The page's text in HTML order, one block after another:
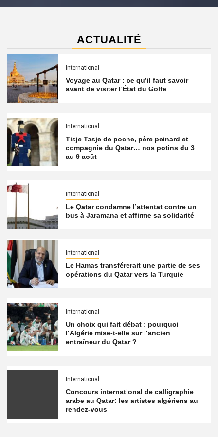
ACTUALITÉ
International
Voyage au Qatar : ce qu’il faut savoir
avant de visiter l’État du Golfe
International
Tisje Tasje de poche, père peinard et
compagnie du Qatar… nos potins du 3
au 9 août
International
Le Qatar condamne l’attentat contre un
bus à Jaramana et affirme sa solidarité
International
Le Hamas transférerait une partie de ses
opérations du Qatar vers la Turquie
International
Un choix qui fait débat : pourquoi
l’Algérie mise-t-elle sur l’ancien
entraîneur du Qatar ?
International
Concours international de calligraphie
arabe au Qatar: les artistes algériens au
rendez-vous